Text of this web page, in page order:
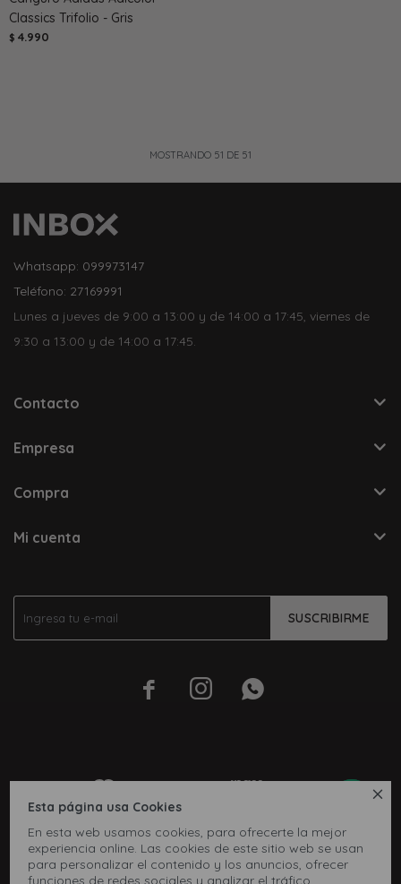

Esta página usa Cookies
En esta web usamos cookies, para ofrecerte la mejor
experiencia online. Las cookies de este sitio web se usan
para personalizar el contenido y los anuncios, ofrecer
funciones de redes sociales y analizar el tráfico,
Classics Trifolio - Gris
$ 4.990
MOSTRANDO 51 DE 51
SUSCRIBIRME
  
Whatsapp: 099973147
Teléfono: 27169991
Lunes a jueves de 9:00 a 13:00 y de 14:00 a 17:45, viernes de
9:30 a 13:00 y de 14:00 a 17:45.
Contacto
Empresa
Compra
Mi cuenta